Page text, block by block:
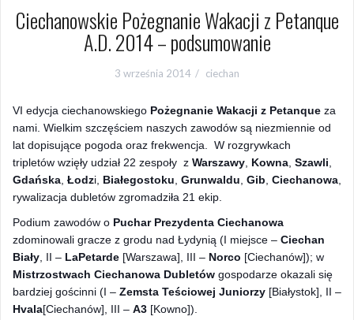
Ciechanowskie Pożegnanie Wakacji z Petanque
A.D. 2014 – podsumowanie
3 września 2014 ciechan
VI edycja ciechanowskiego Pożegnanie Wakacji z Petanque za
nami. Wielkim szczęściem naszych zawodów są niezmiennie od
lat dopisujące pogoda oraz frekwencja. W rozgrywkach
tripletów wzięły udział 22 zespoły z Warszawy Kowna Szawli
Gdańska Łodzi, Białegostoku Grunwaldu Gib Ciechanowa
rywalizacja dubletów zgromadziła 21 ekip.
Podium zawodów o Puchar Prezydenta Ciechanowa
zdominowali gracze z grodu nad Łydynią (I miejsce – Ciechan
Biały , II – LaPetarde [Warszawa], III – Norco [Ciechanów]); w
Mistrzostwach Ciechanowa Dubletów gospodarze okazali się
bardziej gościnni (I – Zemsta Teściowej Juniorzy [Białystok], II –
Hvala[Ciechanów], III – A3 [Kowno]).